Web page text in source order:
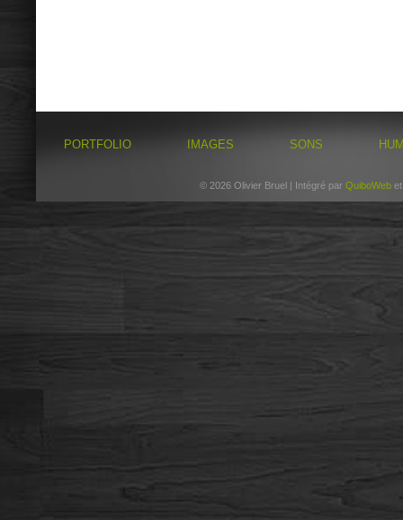
PORTFOLIO IMAGES SONS
© 2026 Olivier Bruel | Intégré par QuiboWeb